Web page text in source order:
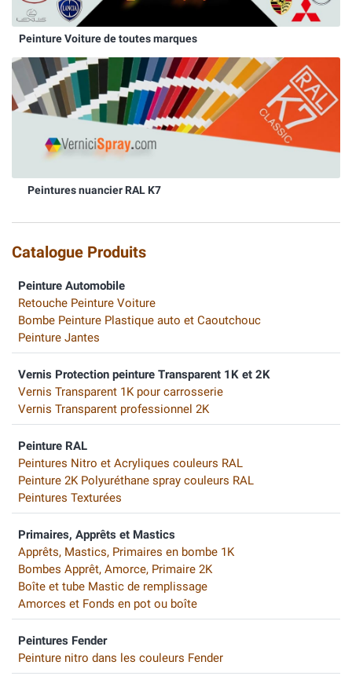
Peinture Voiture de toutes marques
Peintures nuancier RAL K7
Catalogue Produits
Peinture Automobile
Retouche Peinture Voiture
Bombe Peinture Plastique auto et Caoutchouc
Peinture Jantes
Vernis Protection peinture Transparent 1K et 2K
Vernis Transparent 1K pour carrosserie
Vernis Transparent professionnel 2K
Peinture RAL
Peintures Nitro et Acryliques couleurs RAL
Peinture 2K Polyuréthane spray couleurs RAL
Peintures Texturées
Primaires, Apprêts et Mastics
Apprêts, Mastics, Primaires en bombe 1K
Bombes Apprêt, Amorce, Primaire 2K
Boîte et tube Mastic de remplissage
Amorces et Fonds en pot ou boîte
Peintures Fender
Peinture nitro dans les couleurs Fender